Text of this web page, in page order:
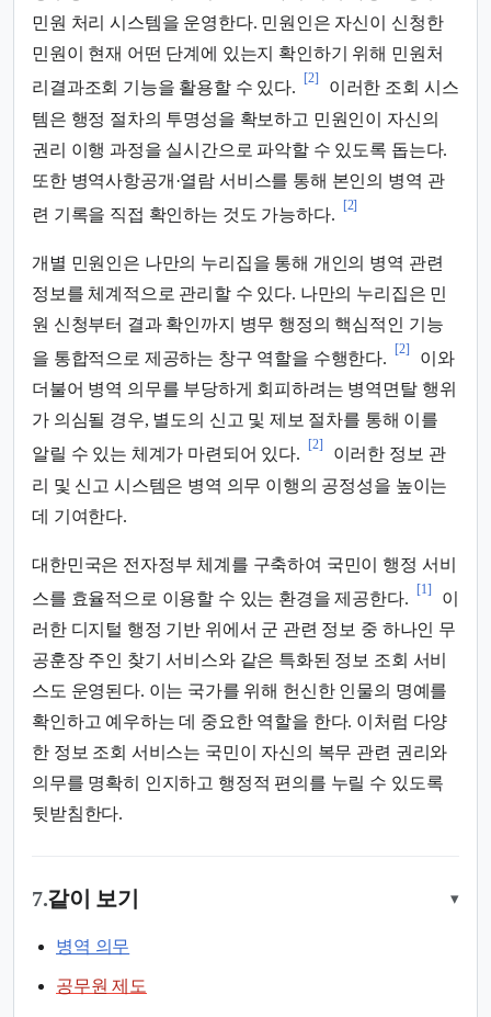
민원 처리 시스템을 운영한다. 민원인은 자신이 신청한
민원이 현재 어떤 단계에 있는지 확인하기 위해 민원처
리결과조회 기능을 활용할 수 있다.
[2]
이러한 조회 시스
템은 행정 절차의 투명성을 확보하고 민원인이 자신의
권리 이행 과정을 실시간으로 파악할 수 있도록 돕는다.
또한 병역사항공개·열람 서비스를 통해 본인의 병역 관
련 기록을 직접 확인하는 것도 가능하다.
[2]
개별 민원인은 나만의 누리집을 통해 개인의 병역 관련
정보를 체계적으로 관리할 수 있다. 나만의 누리집은 민
원 신청부터 결과 확인까지 병무 행정의 핵심적인 기능
을 통합적으로 제공하는 창구 역할을 수행한다.
[2]
이와
더불어 병역 의무를 부당하게 회피하려는 병역면탈 행위
가 의심될 경우, 별도의 신고 및 제보 절차를 통해 이를
알릴 수 있는 체계가 마련되어 있다.
[2]
이러한 정보 관
리 및 신고 시스템은 병역 의무 이행의 공정성을 높이는
데 기여한다.
대한민국은 전자정부 체계를 구축하여 국민이 행정 서비
스를 효율적으로 이용할 수 있는 환경을 제공한다.
[1]
이
러한 디지털 행정 기반 위에서 군 관련 정보 중 하나인 무
공훈장 주인 찾기 서비스와 같은 특화된 정보 조회 서비
스도 운영된다. 이는 국가를 위해 헌신한 인물의 명예를
확인하고 예우하는 데 중요한 역할을 한다. 이처럼 다양
한 정보 조회 서비스는 국민이 자신의 복무 관련 권리와
의무를 명확히 인지하고 행정적 편의를 누릴 수 있도록
뒷받침한다.
7.같이 보기 ▾
병역 의무
공무원 제도